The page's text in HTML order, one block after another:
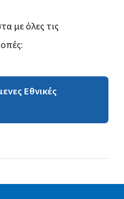
με όλες τις
Εθνικές